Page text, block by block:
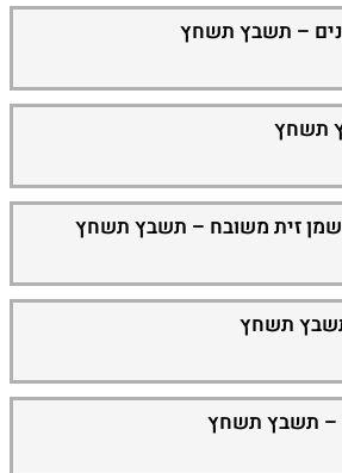
– תשבץ תשחץ
תשחץ
שמן זית משובח – תשבץ תשחץ
תשבץ תשחץ
– תשבץ תשחץ